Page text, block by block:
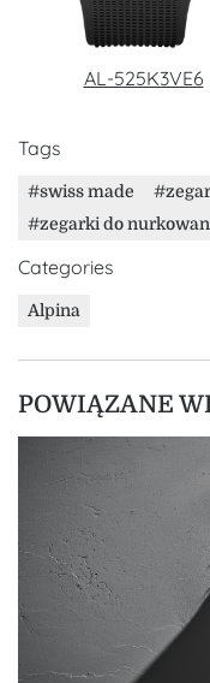
AL-525K3VE6
Tags
swiss made
zegarki do
Categories
Alpina
POWIĄZANE